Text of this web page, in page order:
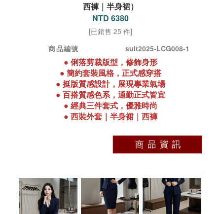
西褲｜半身裙）
NTD 6380
[已銷售 25 件]
商品編號
suit2025-LCG008-1
● 俐落剪裁版型，修飾身形
● 簡約套裝風格，正式感穿搭
● 挺版質感設計，展現專業氣場
● 百搭質感色系，通勤正式皆宜
● 經典三件套式，優雅時尚
● 西裝外套｜半身裙｜西褲